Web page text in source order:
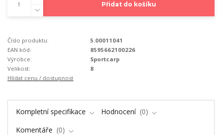
Přidat do košíku
Číslo produktu:
5.00011041
EAN kód:
8595662100226
Výrobce:
Sportcarp
Velikost:
8
Hlídat cenu / dostupnost
Kompletní specifikace Hodnocení
0
Komentáře
0